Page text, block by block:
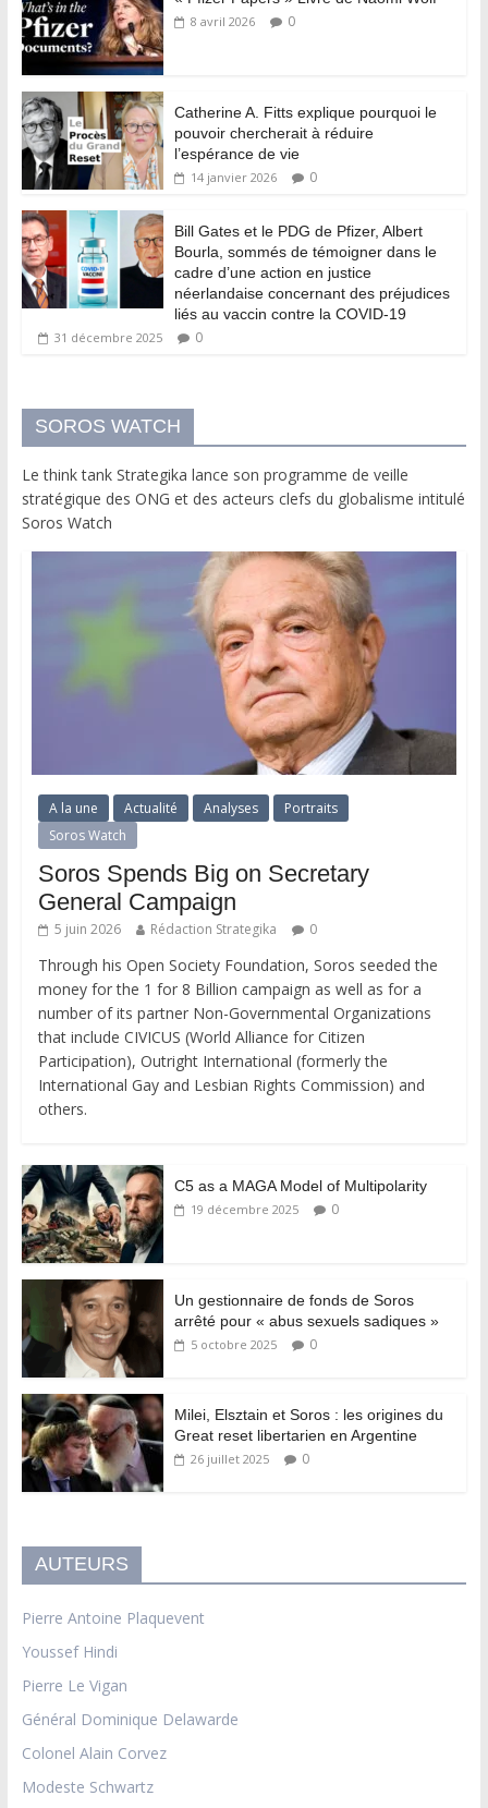
8 avril 2026 0
Catherine A. Fitts explique pourquoi le
pouvoir chercherait à réduire
l’espérance de vie
14 janvier 2026 0
Bill Gates et le PDG de Pfizer, Albert
Bourla, sommés de témoigner dans le
cadre d’une action en justice
néerlandaise concernant des préjudices
liés au vaccin contre la COVID-19
31 décembre 2025 0
SOROS WATCH
Le think tank Strategika lance son programme de veille
stratégique des ONG et des acteurs clefs du globalisme intitulé
Soros Watch
A la une Actualité Analyses
Portraits
Soros Watch
Soros Spends Big on Secretary
General Campaign
5 juin 2026 Rédaction Strategika 0
Through his Open Society Foundation, Soros seeded the
money for the 1 for 8 Billion campaign as well as for a
number of its partner Non-Governmental Organizations
that include CIVICUS (World Alliance for Citizen
Participation), Outright International (formerly the
International Gay and Lesbian Rights Commission) and
others.
C5 as a MAGA Model of Multipolarity
19 décembre 2025 0
Un gestionnaire de fonds de Soros
arrêté pour « abus sexuels sadiques »
5 octobre 2025 0
Milei, Elsztain et Soros : les origines du
Great reset libertarien en Argentine
26 juillet 2025 0
AUTEURS
Pierre Antoine Plaquevent
Youssef Hindi
Pierre Le Vigan
Général Dominique Delawarde
Colonel Alain Corvez
Modeste Schwartz